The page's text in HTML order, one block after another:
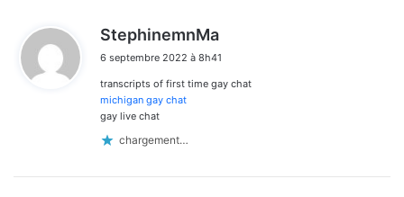
StephinemnMa
t
6 septembre 2022 à 8h41
transcripts of first time gay chat
michigan gay chat
gay live chat
chargement…